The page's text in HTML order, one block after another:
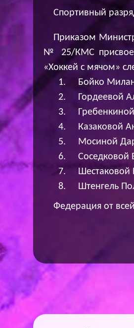
Спортивный
Приказом
№ 25/КМС присвоен
«Хоккей с мячом»
Бойко
Гордеевой
Казаковой
Мосиной
Соседковой
Штенгель
Федерация от